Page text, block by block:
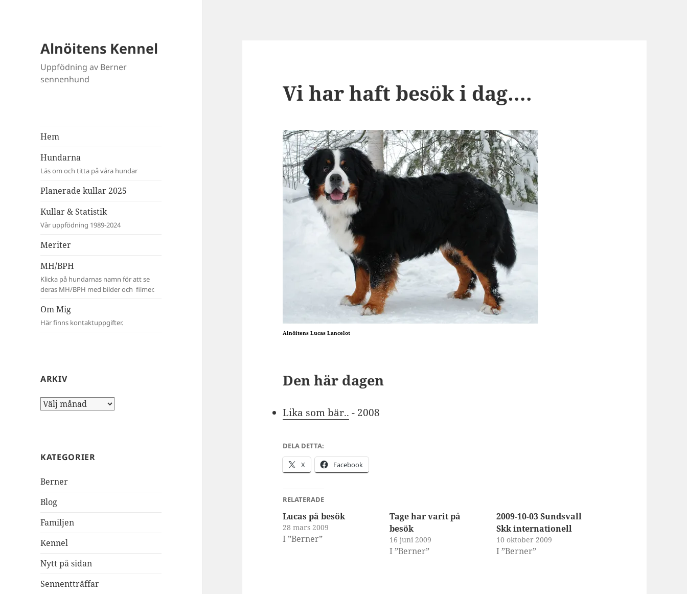
Alnöitens Kennel
Uppfödning av Berner
sennenhund
Hem
Hundarna
Läs om och titta på våra hundar
Planerade kullar 2025
Kullar & Statistik
Vår uppfödning 1989-2024
Meriter
MH/BPH
Klicka på hundarnas namn för att se
deras MH/BPH med bilder och filmer.
Om Mig
Här finns kontaktuppgifter.
ARKIV
Arkiv
KATEGORIER
Berner
Blog
Familjen
Kennel
Nytt på sidan
Sennentträffar
Vi har haft besök i dag….
Alnöitens Lucas Lancelot
Den här dagen
Lika som bär.. - 2008
DELA DETTA:
X Facebook
RELATERADE
Lucas på besök
28 mars 2009
I ”Berner”
Tage har varit på
besök
16 juni 2009
I ”Berner”
2009-10-03 Sundsvall
Skk internationell
10 oktober 2009
I ”Berner”